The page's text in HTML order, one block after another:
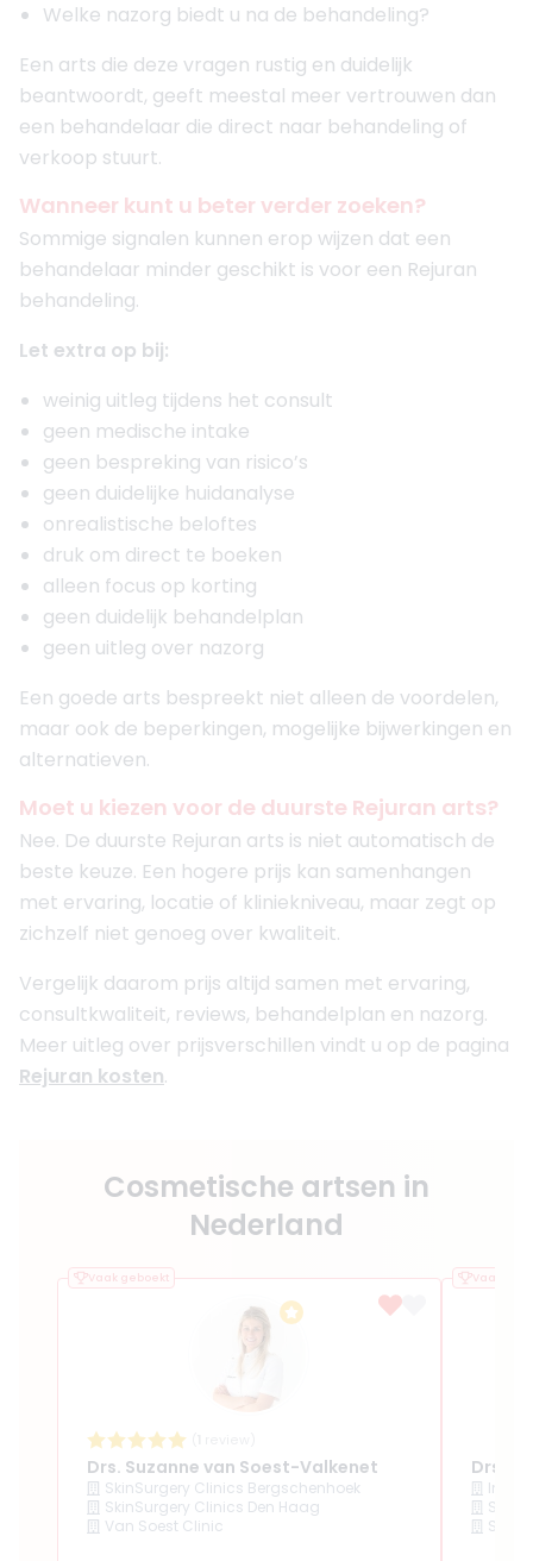
Welke nazorg biedt u na de behandeling?
Een arts die deze vragen rustig en duidelijk
beantwoordt, geeft meestal meer vertrouwen dan
een behandelaar die direct naar behandeling of
verkoop stuurt.
Wanneer kunt u beter verder zoeken?
Sommige signalen kunnen erop wijzen dat een
behandelaar minder geschikt is voor een Rejuran
behandeling.
Let extra op bij:
weinig uitleg tijdens het consult
geen medische intake
geen bespreking van risico’s
geen duidelijke huidanalyse
onrealistische beloftes
druk om direct te boeken
alleen focus op korting
geen duidelijk behandelplan
geen uitleg over nazorg
Een goede arts bespreekt niet alleen de voordelen,
maar ook de beperkingen, mogelijke bijwerkingen en
alternatieven.
Moet u kiezen voor de duurste Rejuran arts?
Nee. De duurste Rejuran arts is niet automatisch de
beste keuze. Een hogere prijs kan samenhangen
met ervaring, locatie of kliniekniveau, maar zegt op
zichzelf niet genoeg over kwaliteit.
Vergelijk daarom prijs altijd samen met ervaring,
consultkwaliteit, reviews, behandelplan en nazorg.
Meer uitleg over prijsverschillen vindt u op de pagina
Rejuran kosten.
Cosmetische artsen in
Nederland
Vaak geboekt
Drs. Suzanne van Soest-Valkenet
SkinSurgery Clinics Bergschenhoek
SkinSurgery Clinics Den Haag
Van Soest Clinic
Vaak
Drs.